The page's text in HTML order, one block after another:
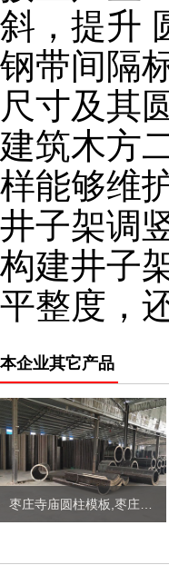
斜，提升
钢带间隔
尺寸及其
建筑木方
样能够维
井子架调
构建井子
平整度，
本企业其它产品